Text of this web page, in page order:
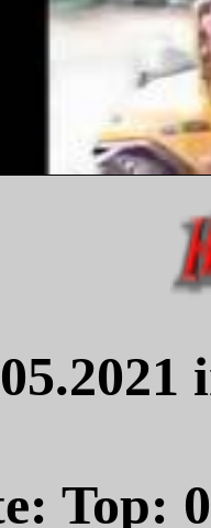
Top: 0